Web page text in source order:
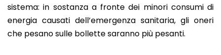
sistema: in sostanza a fronte dei minori consumi di
energia causati dell’emergenza sanitaria, gli oneri
che pesano sulle bollette saranno più pesanti.